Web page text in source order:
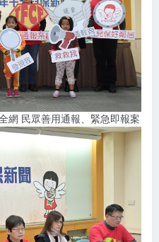
網 民眾善用通報、緊急即報案